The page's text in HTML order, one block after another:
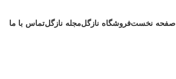
صفحه نخستفروشگاه نازگلمجله نازگلتماس با ما